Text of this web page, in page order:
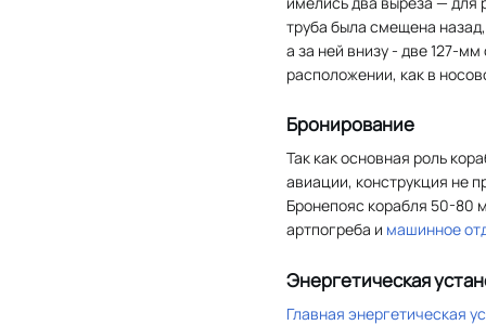
труба была смещена
а за ней внизу - две 127-
расположении, как в
Бронирование
Так как основная роль
авиации, конструкция не
Бронепояс корабля 50-80
артпогреба и машинное
Энергетическая
Главная энергетическая